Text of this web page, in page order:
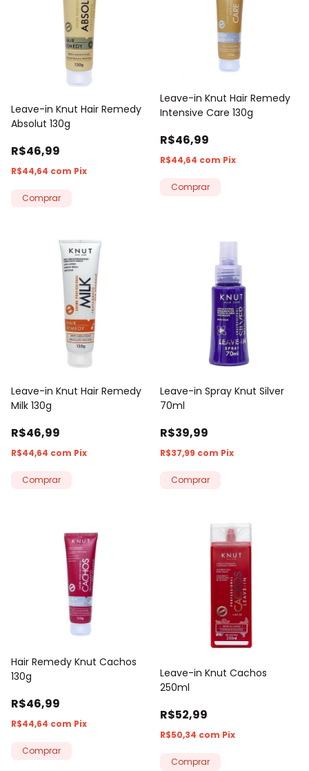
Leave-in Knut Hair Remedy
Absolut 130g
R$46,99
R$44,64 com Pix
Leave-in Knut Hair Remedy
Intensive Care 130g
R$46,99
R$44,64 com Pix
Leave-in Knut Hair Remedy
Milk 130g
R$46,99
R$44,64 com Pix
Leave-in Spray Knut Silver
70ml
R$39,99
R$37,99 com Pix
Hair Remedy Knut Cachos
130g
R$46,99
R$44,64 com Pix
Leave-in Knut Cachos
250ml
R$52,99
R$50,34 com Pix